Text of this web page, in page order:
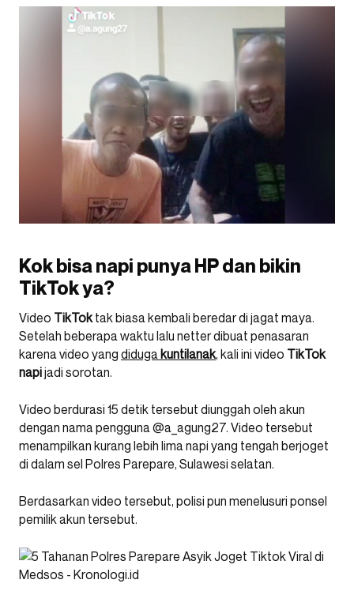
Kok bisa napi punya HP dan bikin
TikTok ya?
Video TikToktak biasa kembali beredar di jagat maya.
Setelah beberapa waktu lalu netter dibuat penasaran
karena video yang diduga kuntilanak, kali ini video TikTok
napijadi sorotan.
Video berdurasi 15 detik tersebut diunggah oleh akun
dengan nama pengguna @a_agung27. Video tersebut
menampilkan kurang lebih lima napi yang tengah berjoget
di dalam sel Polres Parepare, Sulawesi selatan.
Berdasarkan video tersebut, polisi pun menelusuri ponsel
pemilik akun tersebut.